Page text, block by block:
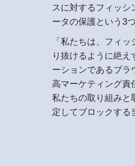
スに対するフィッ
ータの保護という3
「私たちは、フィ
り抜けるように絶
ーションであるブ
高マーケティング責
私たちの取り組みと
定してブロックする